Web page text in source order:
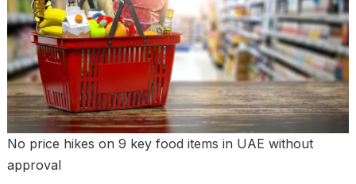
No price hikes on 9 key food items in UAE without
approval